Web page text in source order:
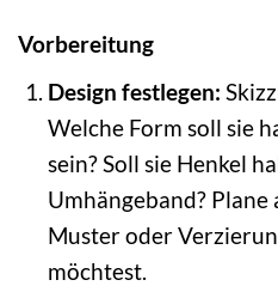
Vorbereitung
Design festlegen:
Welche Form soll sie
sein? Soll sie Henkel
Umhängeband?
Muster oder
möchtest.